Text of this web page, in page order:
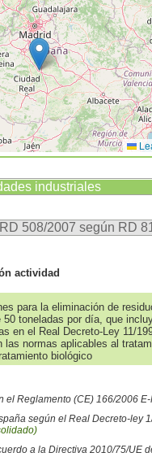
industriales
508/2007 según RD
actividad
para la eliminación de
50 toneladas por día, que
en el Real Decreto-Ley 11/
las normas aplicables al
biológico
el Reglamento (CE) 166/2006 E-
según el Real Decreto-ley
a la Directiva 2010/75/UE